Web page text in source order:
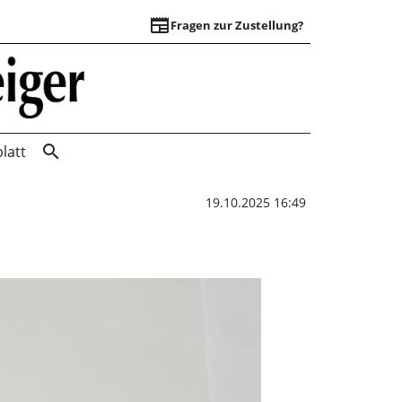
newspaperFragen zur Zustellung?
Denkmalschutz
search
19.10.2025 16:49